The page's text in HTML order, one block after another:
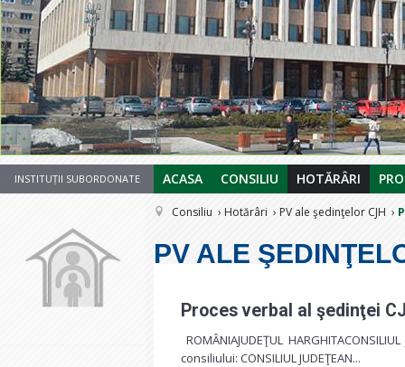
1234567
INSTITUȚII SUBORDONATE ACASA CONSILIU HOTĂRÂRI
Consiliu Hotărâri PV ale şedinţelor CJH
PV ALE
Proces verbal al şedinţei
ROMÂNIAJUDEŢUL
consiliului: CONSILIUL JUDEŢEAN...